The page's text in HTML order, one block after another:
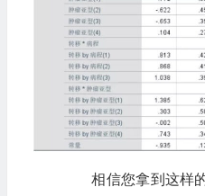
相信您拿到这样的